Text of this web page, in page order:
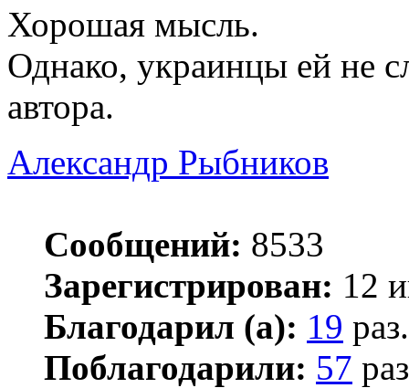
Хорошая мысль.
Однако, украинцы ей не
автора.
Александр Рыбников
Сообщений: 8533
Зарегистрирован: 12
Благодарил (а): 19 раз.
Поблагодарили: 57